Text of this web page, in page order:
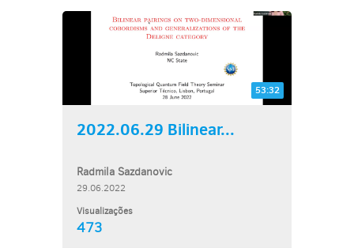
53:32
2022.06.29 Bilinear...
Radmila Sazdanovic
29.06.2022
Visualizações
473